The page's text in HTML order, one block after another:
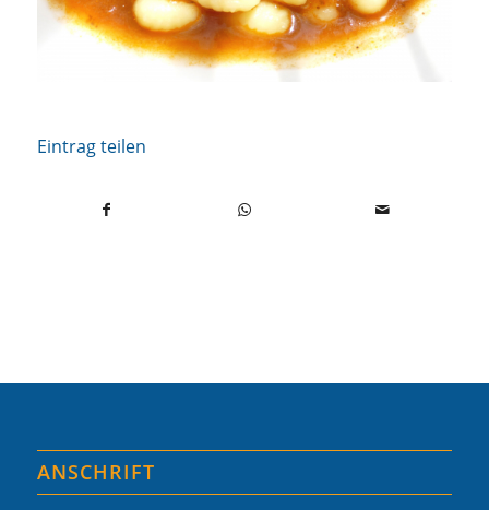
Eintrag teilen
ANSCHRIFT